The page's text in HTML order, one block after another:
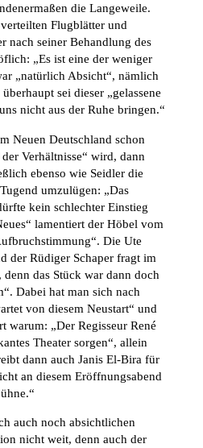
die Langeweile.
Flugblätter und
nach seiner Behandlung des
„Es ist eine der weniger
„natürlich Absicht“, nämlich
sei dieser „gelassene
nicht aus der Ruhe bringen.“
Neuen Deutschland schon
Verhältnisse“ wird, dann
ebenso wie Seidler die
umzulügen: „Das
kein schlechter Einstieg
lamentiert der Höbel vom
Die Ute
der Rüdiger Schaper fragt im
denn das Stück war dann doch
Dabei hat man sich nach
von diesem Neustart“ und
warum: „Der Regisseur René
Theater sorgen“, allein
dann auch Janis El-Bira für
an diesem Eröffnungsabend
auch noch absichtlichen
nicht weit, denn auch der